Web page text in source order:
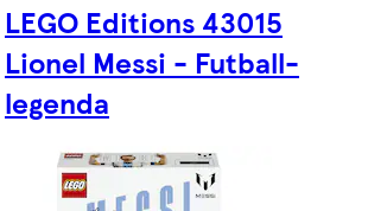
LEGO Editions 43015
Lionel Messi - Futball-
legenda